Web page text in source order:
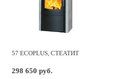
57 ECOPLUS, СТЕАТИТ
298 650 руб.